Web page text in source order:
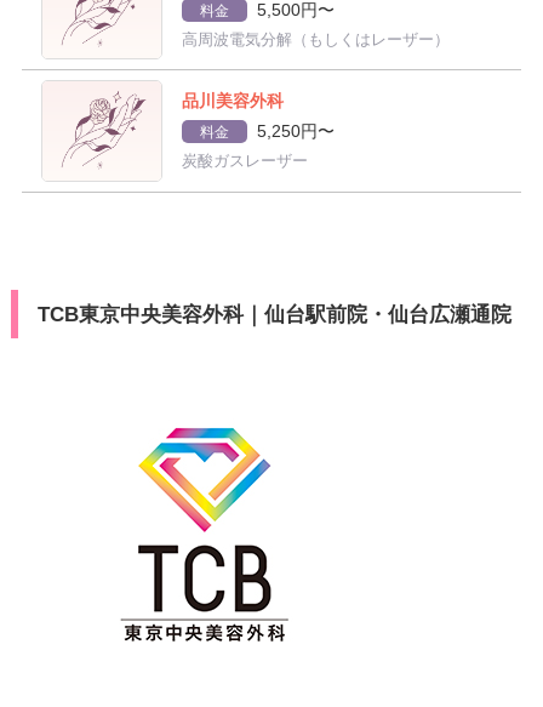
料金 5,500円〜
高周波電気分解（もしくはレーザー）
品川美容外科
料金 5,250円〜
炭酸ガスレーザー
TCB東京中央美容外科｜仙台駅前院・仙台広瀬通院